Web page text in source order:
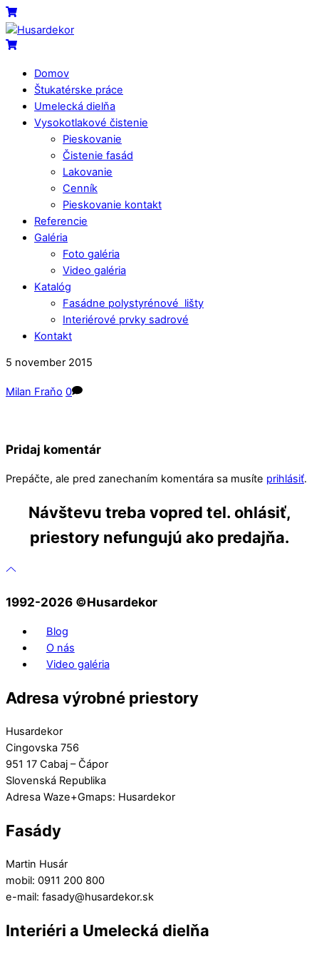
Skip
to
content
Menu
Cart
Cart
Domov
Štukatérske práce
Umelecká dielňa
Vysokotlakové čistenie
Pieskovanie
Čistenie fasád
Lakovanie
Cenník
Pieskovanie kontakt
Referencie
Galéria
Foto galéria
Video galéria
Katalóg
Fasádne polystyrénové lišty
Interiérové prvky sadrové
Kontakt
Close
Close
5 november 2015
Milan Fraňo 0
Pridaj komentár
Prepáčte, ale pred zanechaním komentára sa musíte prihlásiť.
Návštevu treba vopred tel. ohlásiť,
priestory nefungujú ako predajňa.
1992-2026 ©️Husardekor
Blog
O nás
Video galéria
Adresa výrobné priestory
Husardekor
Cingovska 756
951 17 Cabaj – Čápor
Slovenská Republika
Adresa Waze+Gmaps: Husardekor
Fasády
Martin Husár
mobil: 0911 200 800
e-mail: fasady@husardekor.sk
Interiéri a Umelecká dielňa